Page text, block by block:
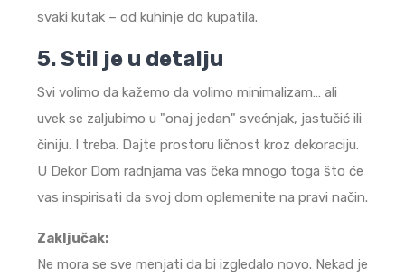
svaki kutak – od kuhinje do kupatila.
5.Stil je u detalju
Svi volimo da kažemo da volimo minimalizam… ali
uvek se zaljubimo u "onaj jedan" svećnjak, jastučić ili
činiju. I treba. Dajte prostoru ličnost kroz dekoraciju.
U Dekor Dom radnjama vas čeka mnogo toga što će
vas inspirisati da svoj dom oplemenite na pravi način.
Zaključak:
Ne mora se sve menjati da bi izgledalo novo. Nekad je